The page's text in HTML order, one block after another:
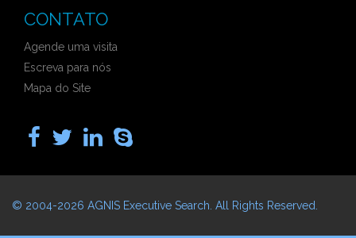
CONTATO
Agende uma visita
Escreva para nós
Mapa do Site
© 2004-2026 AGNIS Executive Search . All Rights Reserved.